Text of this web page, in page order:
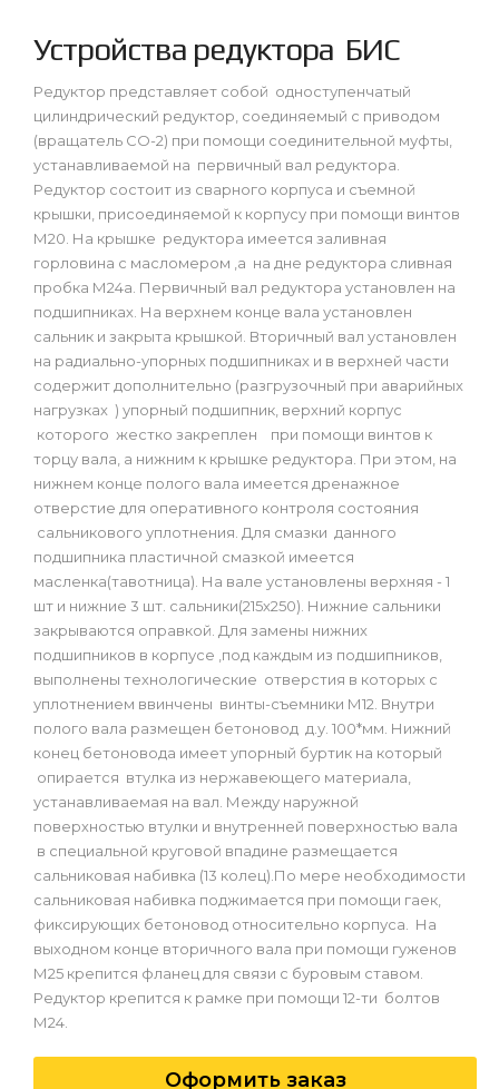
Устройства редуктора БИС
Редуктор представляет собой одноступенчатый
цилиндрический редуктор, соединяемый с приводом
(вращатель СО-2) при помощи соединительной муфты,
устанавливаемой на первичный вал редуктора.
Редуктор состоит из сварного корпуса и съемной
крышки, присоединяемой к корпусу при помощи винтов
М20. На крышке редуктора имеется заливная
горловина с масломером ,а на дне редуктора сливная
пробка М24а. Первичный вал редуктора установлен на
подшипниках. На верхнем конце вала установлен
сальник и закрыта крышкой. Вторичный вал установлен
на радиально-упорных подшипниках и в верхней части
содержит дополнительно (разгрузочный при аварийных
нагрузках ) упорный подшипник, верхний корпус
которого жестко закреплен при помощи винтов к
торцу вала, а нижним к крышке редуктора. При этом, на
нижнем конце полого вала имеется дренажное
отверстие для оперативного контроля состояния
сальникового уплотнения. Для смазки данного
подшипника пластичной смазкой имеется
масленка(тавотница). На вале установлены верхняя - 1
шт и нижние 3 шт. сальники(215х250). Нижние сальники
закрываются оправкой. Для замены нижних
подшипников в корпусе ,под каждым из подшипников,
выполнены технологические отверстия в которых с
уплотнением ввинчены винты-съемники М12. Внутри
полого вала размещен бетоновод д.у. 100*мм. Нижний
конец бетоновода имеет упорный буртик на который
опирается втулка из нержавеющего материала,
устанавливаемая на вал. Между наружной
поверхностью втулки и внутренней поверхностью вала
в специальной круговой впадине размещается
сальниковая набивка (13 колец).По мере необходимости
сальниковая набивка поджимается при помощи гаек,
фиксирующих бетоновод относительно корпуса. На
выходном конце вторичного вала при помощи гуженов
М25 крепится фланец для связи с буровым ставом.
Редуктор крепится к рамке при помощи 12-ти болтов
М24.
Оформить заказ